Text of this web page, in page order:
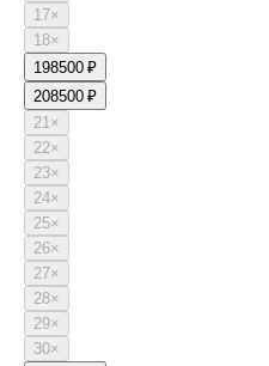
17×
18×
198500 ₽
208500 ₽
21×
22×
23×
24×
25×
26×
27×
28×
29×
30×